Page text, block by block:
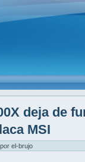
deja de
MSI
el-brujo